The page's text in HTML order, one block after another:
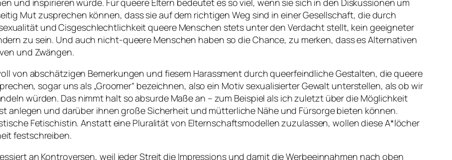
und inspirieren würde. Für queere Eltern bedeutet es so viel, wenn sie sich in den Diskussionen um
Mut zusprechen können, dass sie auf dem richtigen Weg sind in einer Gesellschaft, die durch
und Cisgeschlechtlichkeit queere Menschen stets unter den Verdacht stellt, kein geeigneter
zu sein. Und auch nicht-queere Menschen haben so die Chance, zu merken, dass es Alternativen
und Zwängen.
von abschätzigen Bemerkungen und fiesem Harassment durch queerfeindliche Gestalten, die queere
sogar uns als „Groomer“ bezeichnen, also ein Motiv sexualisierter Gewalt unterstellen, als ob wir
würden. Das nimmt halt so absurde Maße an – zum Beispiel als ich zuletzt über die Möglichkeit
anlegen und darüber ihnen große Sicherheit und mütterliche Nähe und Fürsorge bieten können.
Fetischistin. Anstatt eine Pluralität von Elternschaftsmodellen zuzulassen, wollen diese A*löcher
festschreiben.
an Kontroversen, weil jeder Streit die Impressions und damit die Werbeeinnahmen nach oben